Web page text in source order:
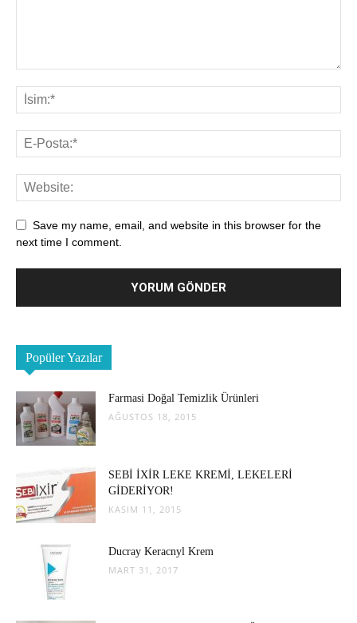
Save my name, email, and website in this browser for the
next time I comment.
Popüler Yazılar
Farmasi Doğal Temizlik Ürünleri
AĞUSTOS 18, 2015
SEBİ İXİR LEKE KREMİ, LEKELERİ
GİDERİYOR!
KASIM 11, 2015
Ducray Keracnyl Krem
MART 31, 2017